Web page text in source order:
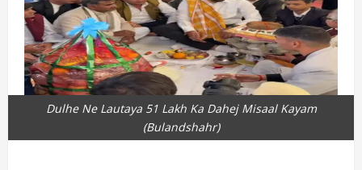
Dulhe Ne Lautaya 51 Lakh Ka Dahej Misaal Kayam
(Bulandshahr)